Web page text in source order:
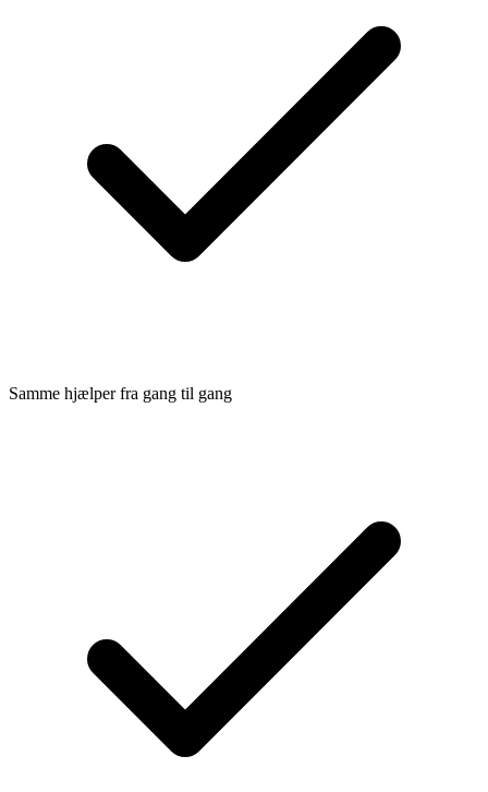
Samme hjælper fra gang til gang